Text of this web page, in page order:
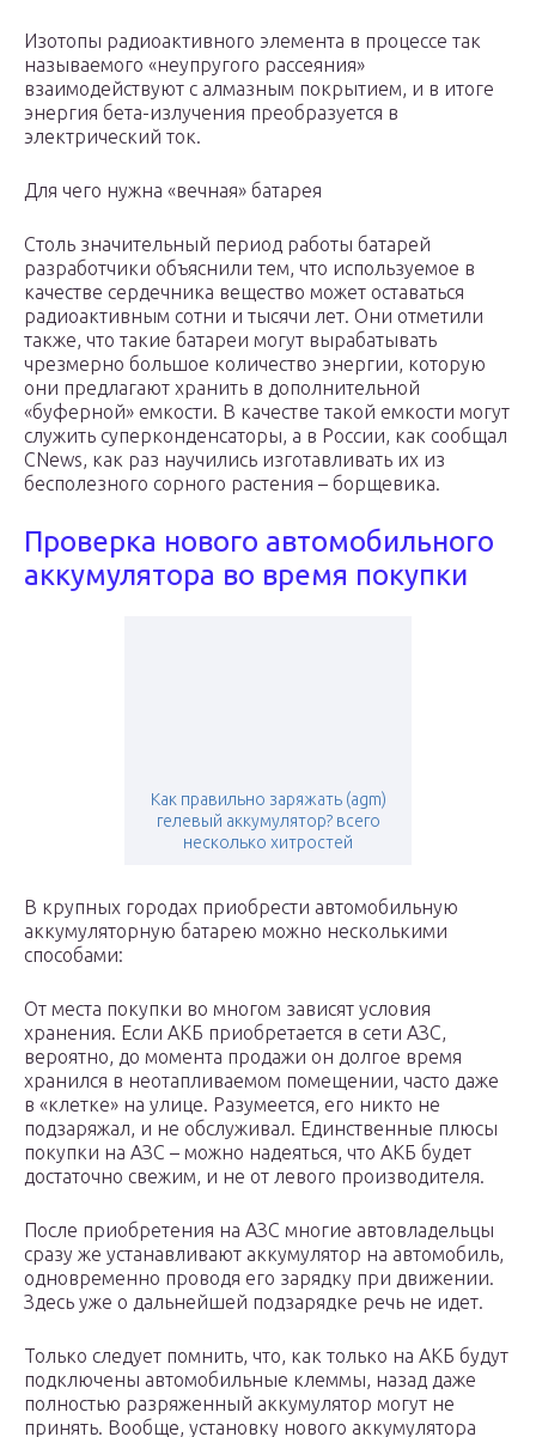
Изотопы радиоактивного элемента в процессе так
называемого «неупругого рассеяния»
взаимодействуют с алмазным покрытием, и в итоге
энергия бета-излучения преобразуется в
электрический ток.
Для чего нужна «вечная» батарея
Столь значительный период работы батарей
разработчики объяснили тем, что используемое в
качестве сердечника вещество может оставаться
радиоактивным сотни и тысячи лет. Они отметили
также, что такие батареи могут вырабатывать
чрезмерно большое количество энергии, которую
они предлагают хранить в дополнительной
«буферной» емкости. В качестве такой емкости могут
служить суперконденсаторы, а в России, как сообщал
CNews, как раз научились изготавливать их из
бесполезного сорного растения – борщевика.
Проверка нового автомобильного
аккумулятора во время покупки
Как правильно заряжать (agm)
гелевый аккумулятор? всего
несколько хитростей
В крупных городах приобрести автомобильную
аккумуляторную батарею можно несколькими
способами:
От места покупки во многом зависят условия
хранения. Если АКБ приобретается в сети АЗС,
вероятно, до момента продажи он долгое время
хранился в неотапливаемом помещении, часто даже
в «клетке» на улице. Разумеется, его никто не
подзаряжал, и не обслуживал. Единственные плюсы
покупки на АЗС – можно надеяться, что АКБ будет
достаточно свежим, и не от левого производителя.
После приобретения на АЗС многие автовладельцы
сразу же устанавливают аккумулятор на автомобиль,
одновременно проводя его зарядку при движении.
Здесь уже о дальнейшей подзарядке речь не идет.
Только следует помнить, что, как только на АКБ будут
подключены автомобильные клеммы, назад даже
полностью разряженный аккумулятор могут не
принять. Вообще, установку нового аккумулятора